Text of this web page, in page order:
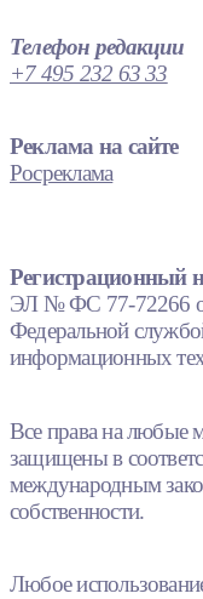
Телефон редакции
+7 495 232 63 33
Реклама на сайте
Росреклама
Регистрационный
ЭЛ № ФС 77-72266
Федеральной
информационных
Все права на любые
защищены в
международным
собственности.
Любое